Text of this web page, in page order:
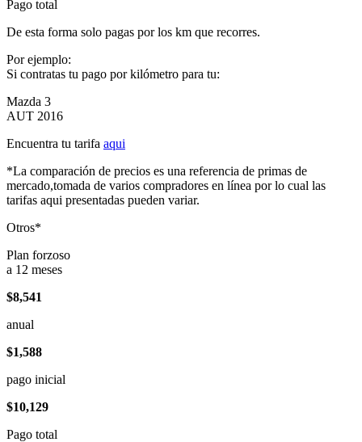
Pago total
De esta forma solo pagas por los km que recorres.
Por ejemplo:
Si contratas tu pago por kilómetro para tu:
Mazda 3
AUT 2016
Encuentra tu tarifa aqui
*La comparación de precios es una referencia de primas de
mercado,tomada de varios compradores en línea por lo cual las
tarifas aqui presentadas pueden variar.
Otros*
Plan forzoso
a 12 meses
$8,541
anual
$1,588
pago inicial
$10,129
Pago total